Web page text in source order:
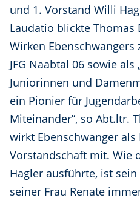
und 1. Vorstand Willi
Laudatio blickte Thomas
Wirken Ebenschwangers
JFG Naabtal 06 sowie
Juniorinnen und
ein Pionier für
Miteinander”, so Abt.ltr.
wirkt Ebenschwanger
Vorstandschaft mit. Wie
Hagler ausführte, ist
seiner Frau Renate